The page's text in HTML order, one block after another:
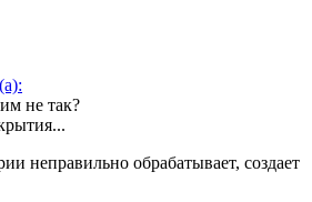
не так?
неправильно обрабатывает, создает